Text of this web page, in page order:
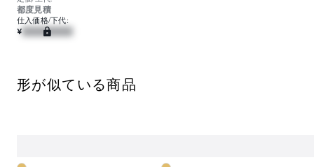
都度見積
仕入価格/下代:
¥
形が似ている商品